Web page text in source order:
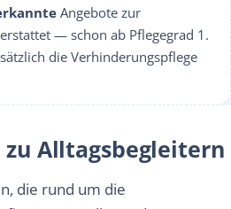
Angebote zur
— schon ab Pflegegrad 1.
die Verhinderungspflege
zu Alltagsbegleitern
die rund um die